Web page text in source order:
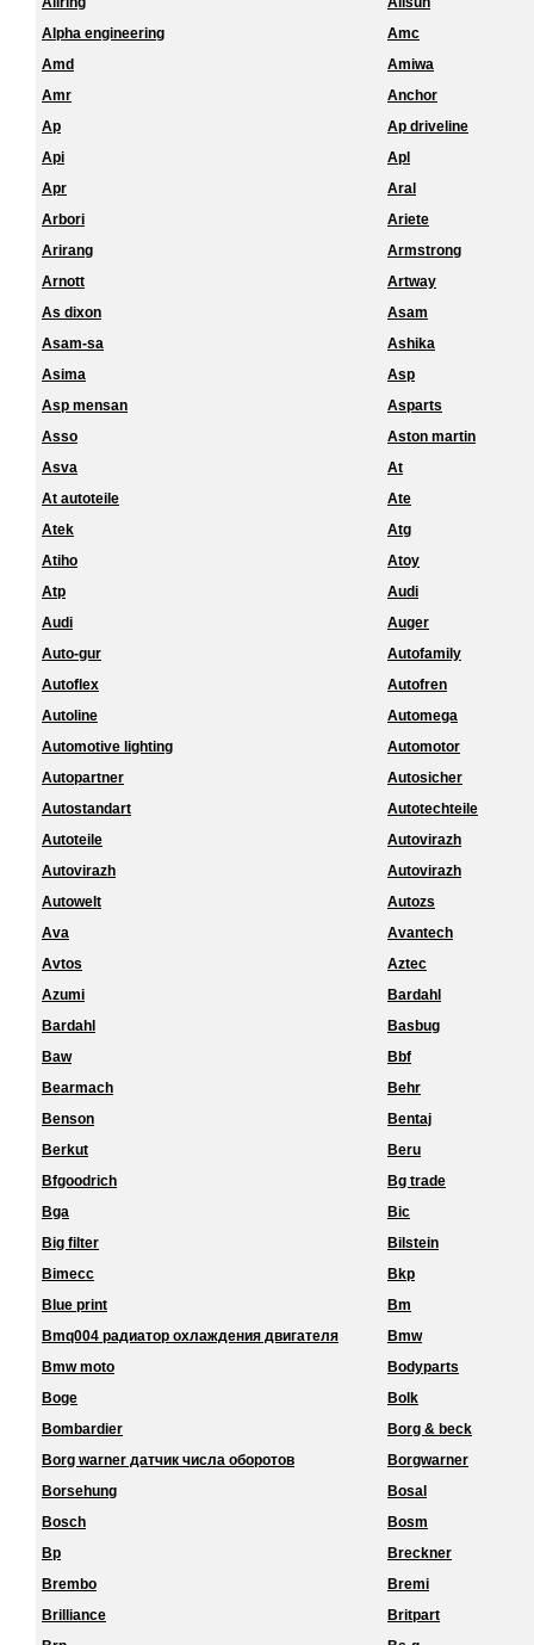
Alpha engineering
Amc
Amd
Amiwa
Amr
Anchor
Ap
Ap driveline
Api
Apl
Apr
Aral
Arbori
Ariete
Arirang
Armstrong
Arnott
Artway
As dixon
Asam
Asam-sa
Ashika
Asima
Asp
Asp mensan
Asparts
Asso
Aston martin
Asva
At
At autoteile
Ate
Atek
Atg
Atiho
Atoy
Atp
Audi
Audi
Auger
Auto-gur
Autofamily
Autoflex
Autofren
Autoline
Automega
Automotive lighting
Automotor
Autopartner
Autosicher
Autostandart
Autotechteile
Autoteile
Autovirazh
Autovirazh
Autovirazh
Autowelt
Autozs
Ava
Avantech
Avtos
Aztec
Azumi
Bardahl
Bardahl
Basbug
Baw
Bbf
Bearmach
Behr
Benson
Bentaj
Berkut
Beru
Bfgoodrich
Bg trade
Bga
Bic
Big filter
Bilstein
Bimecc
Bkp
Blue print
Bm
Bmq004 радиатор охлаждения двигателя
Bmw
Bmw moto
Bodyparts
Boge
Bolk
Bombardier
Borg & beck
Borg warner датчик числа оборотов
Borgwarner
Borsehung
Bosal
Bosch
Bosm
Bp
Breckner
Brembo
Bremi
Brilliance
Britpart